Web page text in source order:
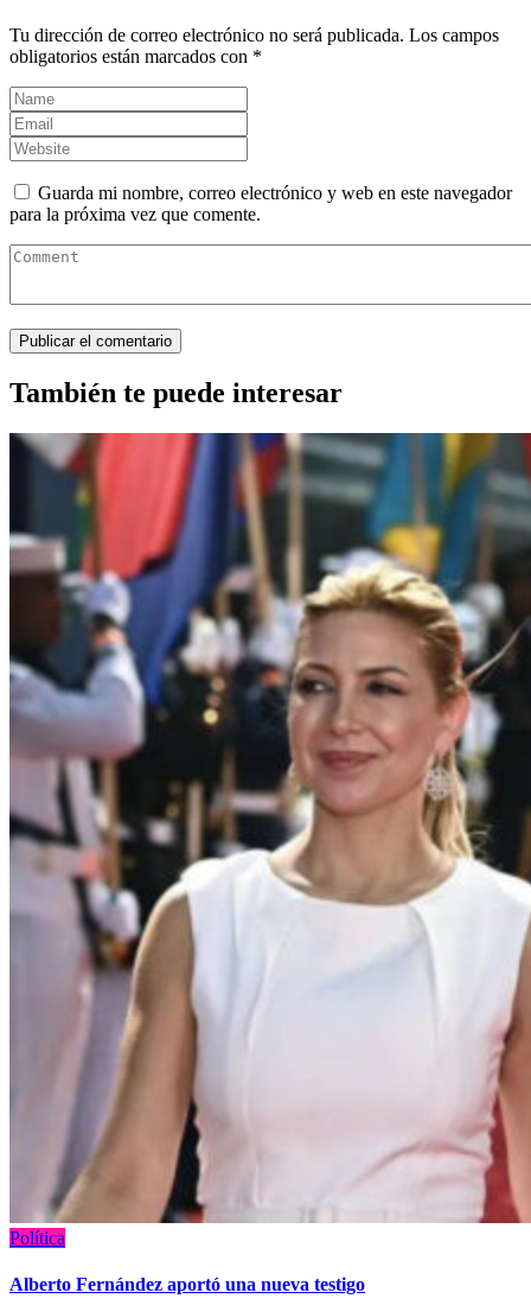
Tu dirección de correo electrónico no será publicada. Los campos
obligatorios están marcados con *
Guarda mi nombre, correo electrónico y web en este navegador
para la próxima vez que comente.
También te puede interesar
Política
Alberto Fernández aportó una nueva testigo